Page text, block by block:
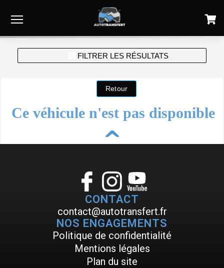
FILTRER LES RÉSULTATS
Ce véhicule n'est pas disponible
^
CONTACT
contact@autotransfert.fr
NOS ENGAGEMENTS
Politique de confidentialité
Mentions légales
Plan du site